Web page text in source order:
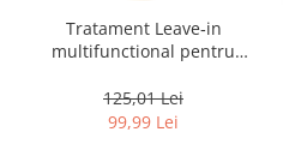
Tratament Leave‑in
multifunctional pentru
beneficii Milk Shake Leave-
in Incredible Milk, 150 ml
125,01 Lei
99,99 Lei